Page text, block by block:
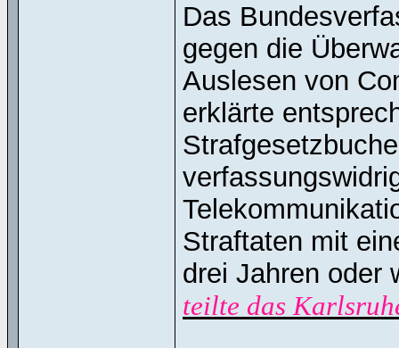
Das
gegen die
Auslesen von
erklärte
Straftaten mit
drei Jahren oder
teilte das